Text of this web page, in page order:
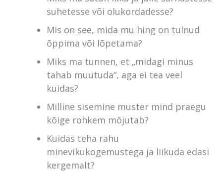
suhetesse või olukordadesse?
Mis on see, mida mu hing on tulnud
õppima või lõpetama?
Miks ma tunnen, et „midagi minus
tahab muutuda“, aga ei tea veel
kuidas?
Milline sisemine muster mind praegu
kõige rohkem mõjutab?
Kuidas teha rahu
minevikukogemustega ja liikuda edasi
kergemalt?